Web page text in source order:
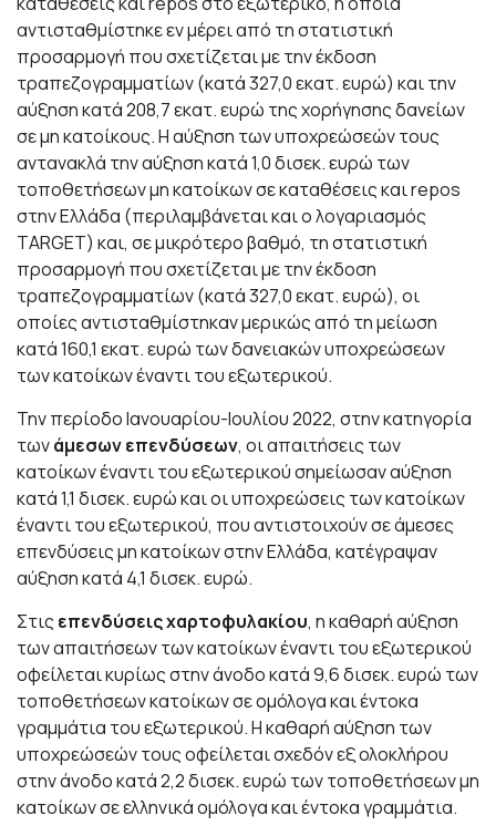
αντισταθμίστηκε εν μέρει από τη στατιστική
προσαρμογή που σχετίζεται με την έκδοση
τραπεζογραμματίων (κατά 327,0 εκατ. ευρώ) και την
αύξηση κατά 208,7 εκατ. ευρώ της χορήγησης δανείων
σε μη κατοίκους. Η αύξηση των υποχρεώσεών τους
αντανακλά την αύξηση κατά 1,0 δισεκ. ευρώ των
τοποθετήσεων μη κατοίκων σε καταθέσεις και repos
στην Ελλάδα (περιλαμβάνεται και ο λογαριασμός
TARGET) και, σε μικρότερο βαθμό, τη στατιστική
προσαρμογή που σχετίζεται με την έκδοση
τραπεζογραμματίων (κατά 327,0 εκατ. ευρώ), οι
οποίες αντισταθμίστηκαν μερικώς από τη μείωση
κατά 160,1 εκατ. ευρώ των δανειακών υποχρεώσεων
των κατοίκων έναντι του εξωτερικού.
Την περίοδο Ιανουαρίου-Ιουλίου 2022, στην κατηγορία
τωνάμεσων επενδύσεων, οι απαιτήσεις των
κατοίκων έναντι του εξωτερικού σημείωσαν αύξηση
κατά 1,1 δισεκ. ευρώ και οι υποχρεώσεις των κατοίκων
έναντι του εξωτερικού, που αντιστοιχούν σε άμεσες
επενδύσεις μη κατοίκων στην Ελλάδα, κατέγραψαν
αύξηση κατά 4,1 δισεκ. ευρώ.
Στις επενδύσεις χαρτοφυλακίου, η καθαρή αύξηση
των απαιτήσεων των κατοίκων έναντι του εξωτερικού
οφείλεται κυρίως στην άνοδο κατά 9,6 δισεκ. ευρώ των
τοποθετήσεων κατοίκων σε ομόλογα και έντοκα
γραμμάτια του εξωτερικού. Η καθαρή αύξηση των
υποχρεώσεών τους οφείλεται σχεδόν εξ ολοκλήρου
στην άνοδο κατά 2,2 δισεκ. ευρώ των τοποθετήσεων μη
κατοίκων σε ελληνικά ομόλογα και έντοκα γραμμάτια.